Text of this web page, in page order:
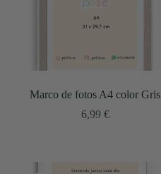
Marco de fotos A4 color Gris
6,99 €